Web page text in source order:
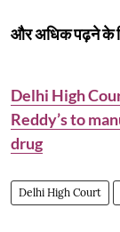
और अधिक पढ़ने के
Delhi High
Reddy’s to
drug
Delhi High Court